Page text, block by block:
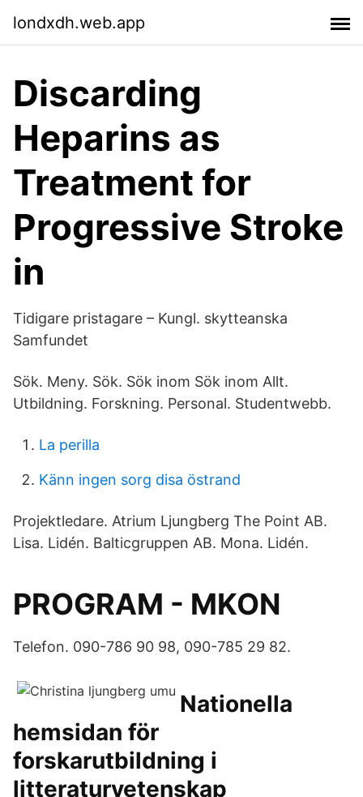
londxdh.web.app
Discarding
Heparins as
Treatment for
Progressive Stroke
in
Tidigare pristagare – Kungl. skytteanska
Samfundet
Sök. Meny. Sök. Sök inom Sök inom Allt.
Utbildning. Forskning. Personal. Studentwebb.
La perilla
Känn ingen sorg disa östrand
Projektledare. Atrium Ljungberg The Point AB.
Lisa. Lidén. Balticgruppen AB. Mona. Lidén.
PROGRAM - MKON
Telefon. 090-786 90 98, 090-785 29 82.
Nationella
hemsidan för
forskarutbildning i
litteraturvetenskap